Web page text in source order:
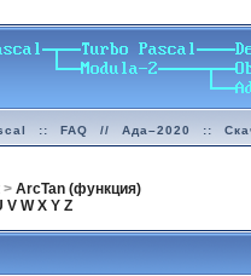
:: FAQ // Ада–2020 ::
> ArcTan (функция)
V W X Y Z